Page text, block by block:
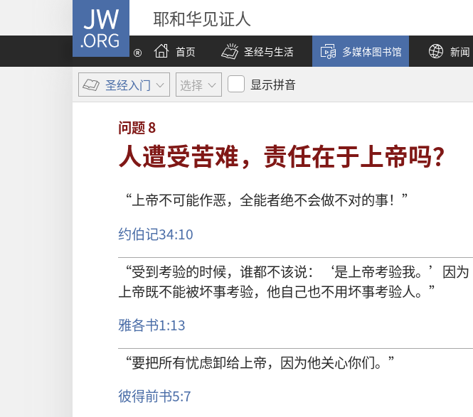
JW.ORG 耶和华见证人
首页
圣经与生活 多媒体图书馆 新闻
圣经入门 选择 显示拼音
问题8
人遭受苦难，责任在于上帝吗？
“上帝不可能作恶， 全能者绝不会做不对的事！”
约伯记34:10
“受到考验的时候， 谁都不该说：‘是上帝考验我。’ 因为
上帝既不能被坏事考验， 他自己也不用坏事考验人。”
雅各书1:13
“要把所有忧虑卸给上帝， 因为他关心你们。”
彼得前书5:7